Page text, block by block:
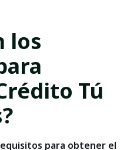
los
Tú
para obtener el